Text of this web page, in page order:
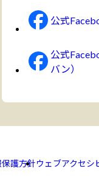
公式
公式
バン）
護方針ウェブアクセシ